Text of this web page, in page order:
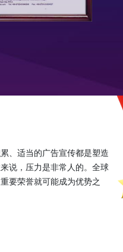
、适当的广告宣传都是塑造
说，压力是非常人的。全球
要荣誉就可能成为优势之